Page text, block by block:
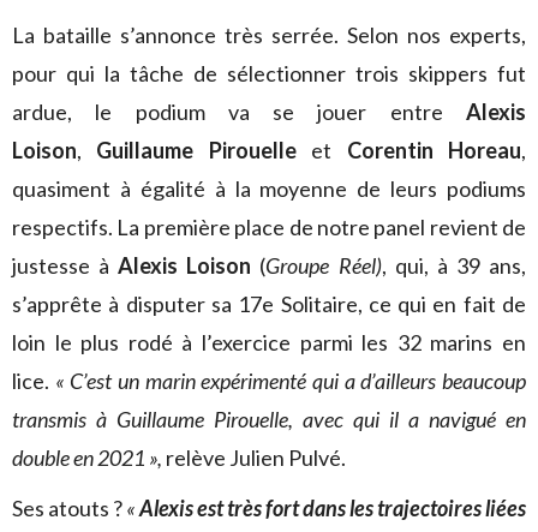
La bataille s’annonce très serrée. Selon nos experts,
pour qui la tâche de sélectionner trois skippers fut
ardue, le podium va se jouer entre Alexis
Loison, Guillaume Pirouelle et Corentin Horeau,
quasiment à égalité à la moyenne de leurs podiums
respectifs. La première place de notre panel revient de
justesse àAlexis Loison (Groupe Réel), qui, à 39 ans,
s’apprête à disputer sa 17e Solitaire, ce qui en fait de
loin le plus rodé à l’exercice parmi les 32 marins en
lice. « C’est un marin expérimenté qui a d’ailleurs beaucoup
transmis à Guillaume Pirouelle, avec qui il a navigué en
double en 2021 », relève Julien Pulvé.
Ses atouts ?«Alexis est très fort dans les trajectoires liées